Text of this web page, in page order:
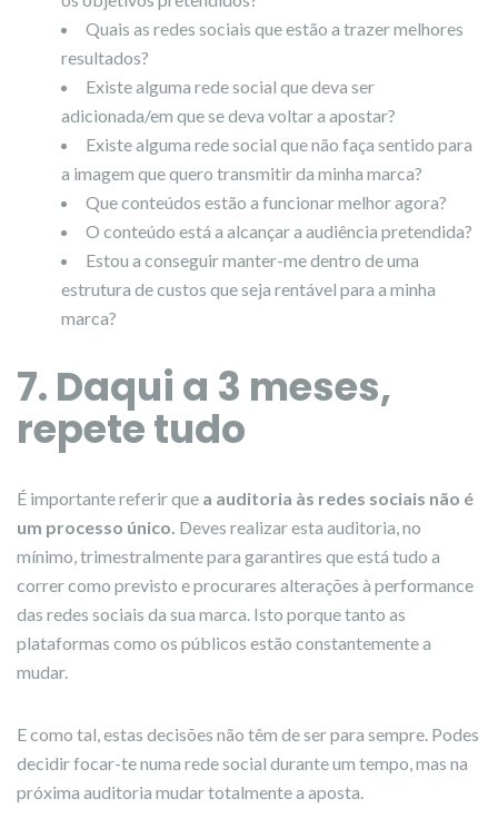
Quais as redes sociais que estão a trazer melhores
resultados?
Existe alguma rede social que deva ser
adicionada/em que se deva voltar a apostar?
Existe alguma rede social que não faça sentido para
a imagem que quero transmitir da minha marca?
Que conteúdos estão a funcionar melhor agora?
O conteúdo está a alcançar a audiência pretendida?
Estou a conseguir manter-me dentro de uma
estrutura de custos que seja rentável para a minha
marca?
7. Daqui a 3 meses,
repete tudo
É importante referir que a auditoria às redes sociais não é
um processo único. Deves realizar esta auditoria, no
mínimo, trimestralmente para garantires que está tudo a
correr como previsto e procurares alterações à performance
das redes sociais da sua marca. Isto porque tanto as
plataformas como os públicos estão constantemente a
mudar.
E como tal, estas decisões não têm de ser para sempre. Podes
decidir focar-te numa rede social durante um tempo, mas na
próxima auditoria mudar totalmente a aposta.